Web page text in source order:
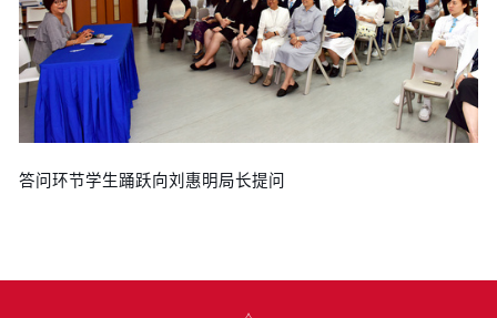
答问环节学生踊跃向刘惠明局长提问